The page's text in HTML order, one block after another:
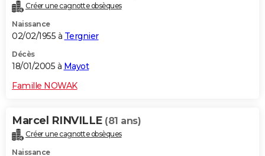
Créer une cagnotte obsèques
Naissance
02/02/1955 à Tergnier
Décès
18/01/2005 à Mayot
Famille NOWAK
Marcel RINVILLE (81 ans)
Créer une cagnotte obsèques
Naissance